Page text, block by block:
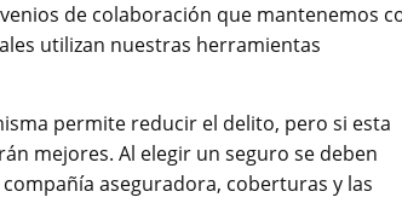
de colaboración que mantenemos
utilizan nuestras herramientas
permite reducir el delito, pero si esta
mejores. Al elegir un seguro se deben
aseguradora, coberturas y las